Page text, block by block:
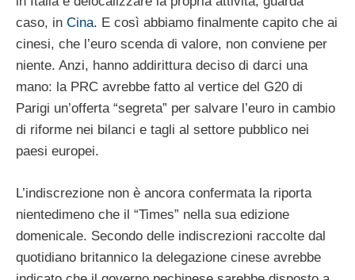
caso, in Cina. E così abbiamo finalmente capito che ai
cinesi, che l’euro scenda di valore, non conviene per
niente. Anzi, hanno addirittura deciso di darci una
mano: la PRC avrebbe fatto al vertice del G20 di
Parigi un’offerta “segreta” per salvare l’euro in cambio
di riforme nei bilanci e tagli al settore pubblico nei
paesi europei.
L’indiscrezione non è ancora confermata la riporta
nientedimeno che il “Times” nella sua edizione
domenicale. Secondo delle indiscrezioni raccolte dal
quotidiano britannico la delegazione cinese avrebbe